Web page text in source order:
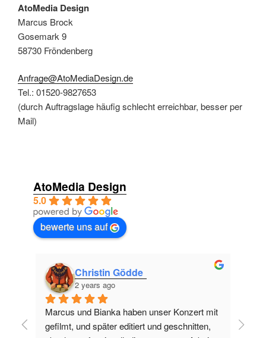
AtoMedia Design
Marcus Brock
Gosemark 9
58730 Fröndenberg
Anfrage@AtoMediaDesign.de
Tel.: 01520-9827653
(durch Auftragslage häufig schlecht erreichbar, besser per
Mail)
AtoMedia Design
5.0
bewerte uns auf
Christin Gödde
2 years ago
Marcus und Bianka haben unser Konzert mit
gefilmt, und später editiert und geschnitten,